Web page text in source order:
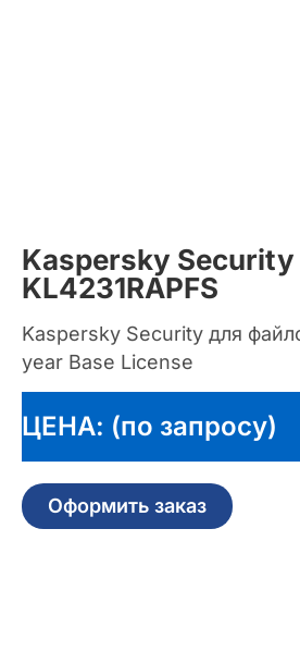
Kaspersky
KL4231RAPFS
Kaspersky Security для
year Base License
ЦЕНА: (по запросу)
Оформить заказ